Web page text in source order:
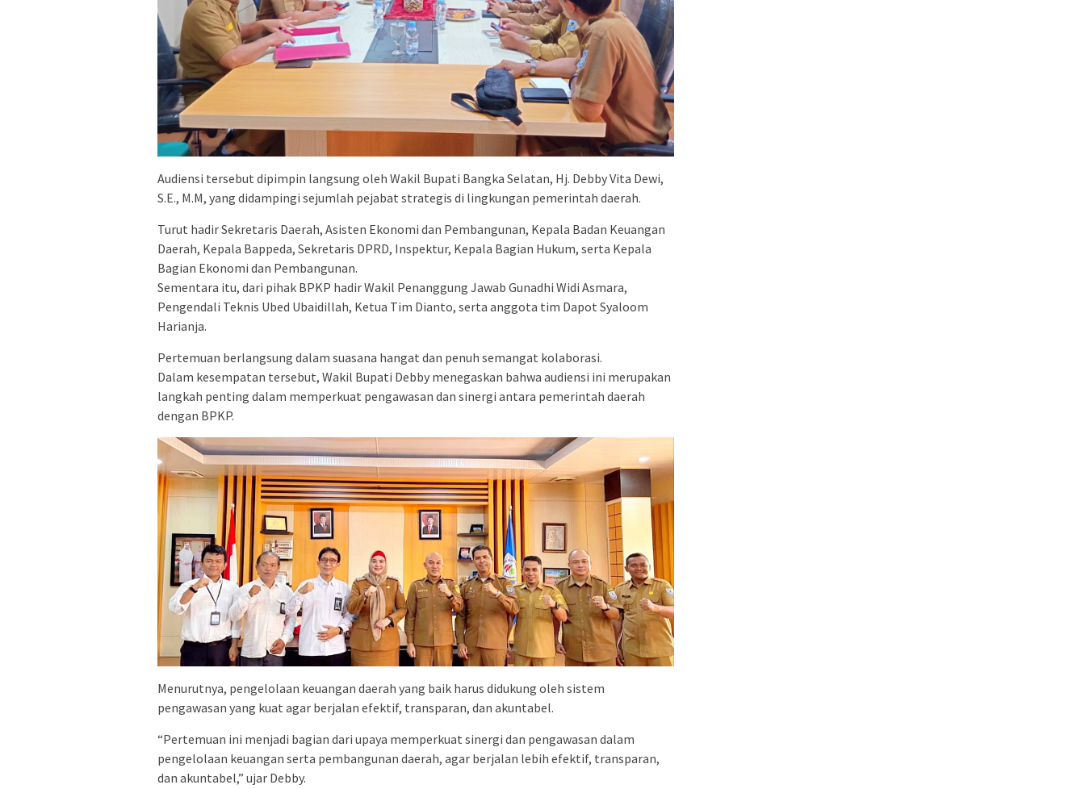
Audiensi tersebut dipimpin langsung oleh Wakil Bupati Bangka Selatan, Hj. Debby Vita Dewi,
S.E., M.M, yang didampingi sejumlah pejabat strategis di lingkungan pemerintah daerah.
Turut hadir Sekretaris Daerah, Asisten Ekonomi dan Pembangunan, Kepala Badan Keuangan
Daerah, Kepala Bappeda, Sekretaris DPRD, Inspektur, Kepala Bagian Hukum, serta Kepala
Bagian Ekonomi dan Pembangunan.
Sementara itu, dari pihak BPKP hadir Wakil Penanggung Jawab Gunadhi Widi Asmara,
Pengendali Teknis Ubed Ubaidillah, Ketua Tim Dianto, serta anggota tim Dapot Syaloom
Harianja.
Pertemuan berlangsung dalam suasana hangat dan penuh semangat kolaborasi.
Dalam kesempatan tersebut, Wakil Bupati Debby menegaskan bahwa audiensi ini merupakan
langkah penting dalam memperkuat pengawasan dan sinergi antara pemerintah daerah
dengan BPKP.
Menurutnya, pengelolaan keuangan daerah yang baik harus didukung oleh sistem
pengawasan yang kuat agar berjalan efektif, transparan, dan akuntabel.
“Pertemuan ini menjadi bagian dari upaya memperkuat sinergi dan pengawasan dalam
pengelolaan keuangan serta pembangunan daerah, agar berjalan lebih efektif, transparan,
dan akuntabel,” ujar Debby.